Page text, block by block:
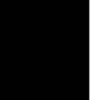
en EE.UU.. Con una
película tiene
para esta